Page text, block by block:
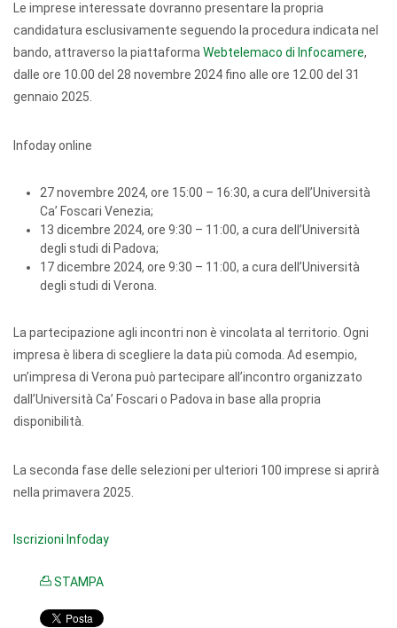
Le imprese interessate dovranno presentare la propria
candidatura esclusivamente seguendo la procedura indicata nel
bando, attraverso la piattaforma Webtelemaco di Infocamere,
dalle ore 10.00 del 28 novembre 2024 fino alle ore 12.00 del 31
gennaio 2025.
Infoday online
27 novembre 2024, ore 15:00 – 16:30, a cura dell’Università
Ca’ Foscari Venezia;
13 dicembre 2024, ore 9:30 – 11:00, a cura dell’Università
degli studi di Padova;
17 dicembre 2024, ore 9:30 – 11:00, a cura dell’Università
degli studi di Verona.
La partecipazione agli incontri non è vincolata al territorio. Ogni
impresa è libera di scegliere la data più comoda. Ad esempio,
un’impresa di Verona può partecipare all’incontro organizzato
dall’Università Ca’ Foscari o Padova in base alla propria
disponibilità.
La seconda fase delle selezioni per ulteriori 100 imprese si aprirà
nella primavera 2025.
Iscrizioni Infoday
STAMPA